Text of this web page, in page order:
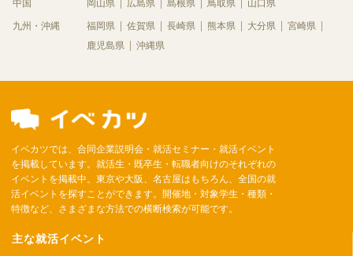
中国 岡山県 広島県 島根県 鳥取県 山口県
九州・沖縄 福岡県 佐賀県 長崎県 熊本県 大分県
宮崎県
鹿児島県
沖縄県
イベカツでは、合同企業説明会・就活セミナー・就活イベント
を掲載しています。就活生・既卒生・転職者向けのそれぞれの
イベントを掲載中。東京や大阪、名古屋はもちろん、全国の就
活イベントを探すことができます。開催地・対象学生・種類・
特徴など、さまざまな方法での横断検索が可能です。
主な就活イベント